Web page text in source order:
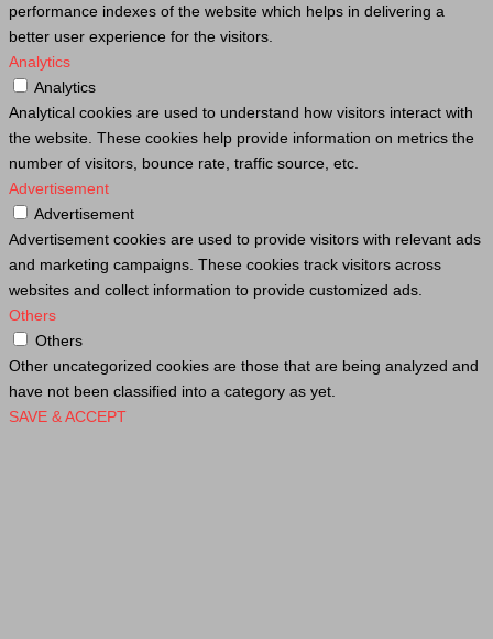
performance indexes of the website which helps in delivering a
better user experience for the visitors.
Analytics
Analytics
Analytical cookies are used to understand how visitors interact with
the website. These cookies help provide information on metrics the
number of visitors, bounce rate, traffic source, etc.
Advertisement
Advertisement
Advertisement cookies are used to provide visitors with relevant ads
and marketing campaigns. These cookies track visitors across
websites and collect information to provide customized ads.
Others
Others
Other uncategorized cookies are those that are being analyzed and
have not been classified into a category as yet.
SAVE & ACCEPT